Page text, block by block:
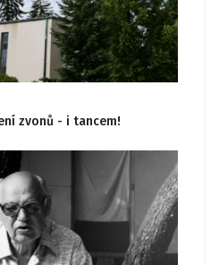
zvonů - i tancem!